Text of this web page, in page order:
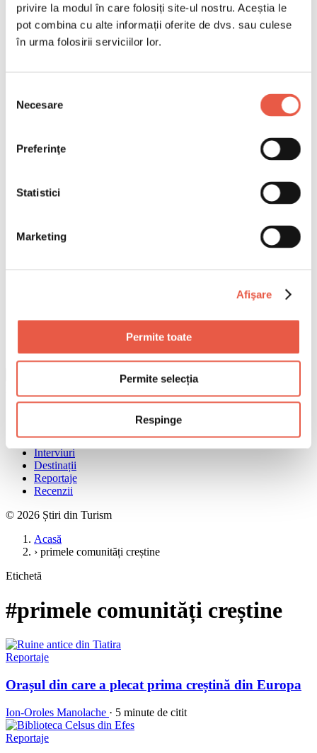
privire la modul în care folosiți site-ul nostru. Aceștia le
pot combina cu alte informații oferite de dvs. sau culese
în urma folosirii serviciilor lor.
consimțământului
Necesare
Preferinţe
Statistici
Marketing
Afişare
Permite toate
Permite selecția
Respinge
Ghiduri
Interviuri
Destinații
Reportaje
Recenzii
© 2026 Știri din Turism
Acasă
› primele comunități creștine
Etichetă
#primele comunități creștine
Reportaje
Orașul din care a plecat prima creștină din Europa
Ion-Oroles Manolache · 5 minute de citit
Reportaje